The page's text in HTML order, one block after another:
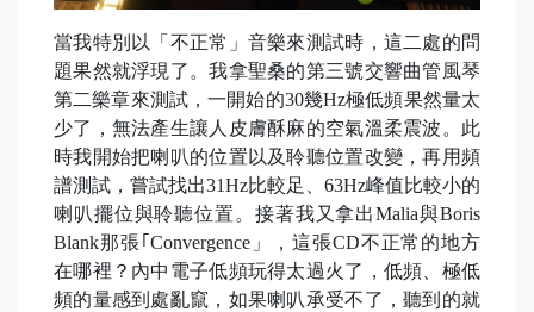
當我特別以「不正常」音樂來測試時，這二處的問
題果然就浮現了。我拿聖桑的第三號交響曲管風琴
第二樂章來測試，一開始的30幾Hz極低頻果然量太
少了，無法產生讓人皮膚酥麻的空氣溫柔震波。此
時我開始把喇叭的位置以及聆聽位置改變，再用頻
譜測試，嘗試找出31Hz比較足、63Hz峰值比較小的
喇叭擺位與聆聽位置。接著我又拿出Malia與Boris
Blank那張｢Convergence」，這張CD不正常的地方
在哪裡？內中電子低頻玩得太過火了，低頻、極低
頻的量感到處亂竄，如果喇叭承受不了，聽到的就